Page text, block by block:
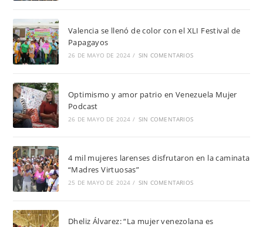
Valencia se llenó de color con el XLI Festival de
Papagayos
26 DE MAYO DE 2024 / SIN COMENTARIOS
Optimismo y amor patrio en Venezuela Mujer
Podcast
26 DE MAYO DE 2024 / SIN COMENTARIOS
4 mil mujeres larenses disfrutaron en la caminata
“Madres Virtuosas”
25 DE MAYO DE 2024 / SIN COMENTARIOS
Dheliz Álvarez: “La mujer venezolana es